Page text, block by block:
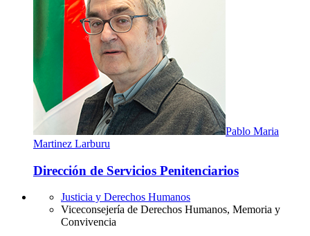
Pablo Maria
Martinez Larburu
Dirección de Servicios Penitenciarios
Justicia y Derechos Humanos
Viceconsejería de Derechos Humanos, Memoria y
Convivencia